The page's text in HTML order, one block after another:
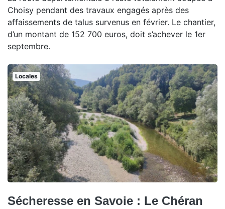
Choisy pendant des travaux engagés après des
affaissements de talus survenus en février. Le chantier,
d’un montant de 152 700 euros, doit s’achever le 1er
septembre.
Locales
Sécheresse en Savoie : Le Chéran